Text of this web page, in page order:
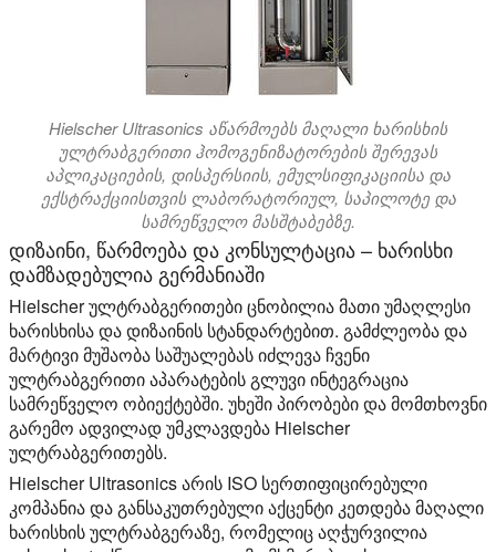
Hielscher Ultrasonics აწარმოებს მაღალი ხარისხის
ულტრაბგერითი ჰომოგენიზატორების შერევას
აპლიკაციების, დისპერსიის, ემულსიფიკაციისა და
ექსტრაქციისთვის ლაბორატორიულ, საპილოტე და
სამრეწველო მასშტაბებზე.
დიზაინი, წარმოება და კონსულტაცია – ხარისხი
დამზადებულია გერმანიაში
Hielscher ულტრაბგერითები ცნობილია მათი უმაღლესი
ხარისხისა და დიზაინის სტანდარტებით. გამძლეობა და
მარტივი მუშაობა საშუალებას იძლევა ჩვენი
ულტრაბგერითი აპარატების გლუვი ინტეგრაცია
სამრეწველო ობიექტებში. უხეში პირობები და მომთხოვნი
გარემო ადვილად უმკლავდება Hielscher
ულტრაბგერითებს.
Hielscher Ultrasonics არის ISO სერთიფიცირებული
კომპანია და განსაკუთრებული აქცენტი კეთდება მაღალი
ხარისხის ულტრაბგერაზე, რომელიც აღჭურვილია